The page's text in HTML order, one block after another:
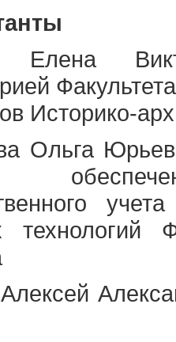
Елена
Историко-
Ольга
технологий